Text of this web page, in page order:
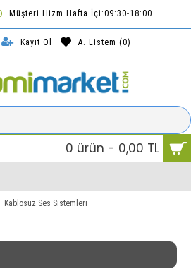
Müşteri Hizm.Hafta İçi:09:30-18:00
Kayıt Ol A. Listem (0)
0 ürün - 0,00 TL
Kablosuz Ses Sistemleri